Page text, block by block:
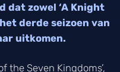
dat zowel ‘A Knight
derde seizoen van
uitkomen.
the Seven Kingdoms’,